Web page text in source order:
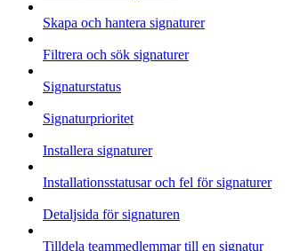
Skapa och hantera signaturer
Filtrera och sök signaturer
Signaturstatus
Signaturprioritet
Installera signaturer
Installationsstatusar och fel för signaturer
Detaljsida för signaturen
Tilldela teammedlemmar till en signatur